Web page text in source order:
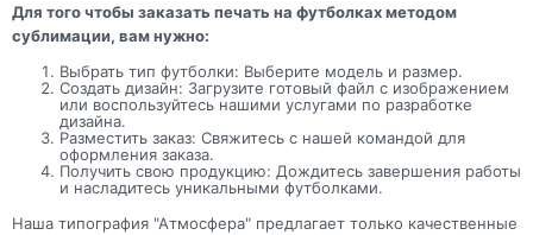
Для того чтобы заказать печать на футболках методом
сублимации, вам нужно:
Выбрать тип футболки: Выберите модель и размер.
Создать дизайн: Загрузите готовый файл с изображением
или воспользуйтесь нашими услугами по разработке
дизайна.
Разместить заказ: Свяжитесь с нашей командой для
оформления заказа.
Получить свою продукцию: Дождитесь завершения работы
и насладитесь уникальными футболками.
Наша типография "Атмосфера" предлагает только качественные